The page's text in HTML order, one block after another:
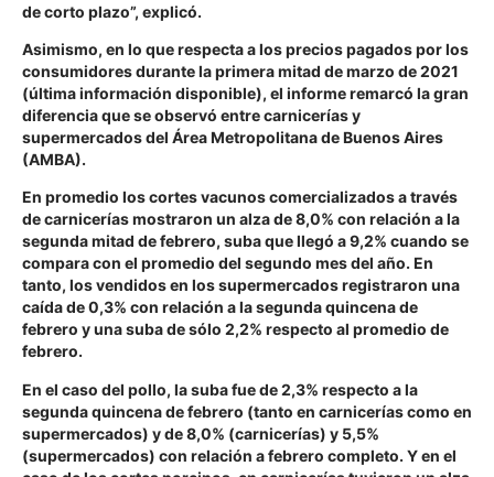
de corto plazo”, explicó.
Asimismo, en lo que respecta a los precios pagados por los
consumidores durante la primera mitad de marzo de 2021
(última información disponible), el informe remarcó la gran
diferencia que se observó entre carnicerías y
supermercados del Área Metropolitana de Buenos Aires
(AMBA).
En promedio los cortes vacunos comercializados a través
de carnicerías mostraron un alza de 8,0% con relación a la
segunda mitad de febrero, suba que llegó a 9,2% cuando se
compara con el promedio del segundo mes del año. En
tanto, los vendidos en los supermercados registraron una
caída de 0,3% con relación a la segunda quincena de
febrero y una suba de sólo 2,2% respecto al promedio de
febrero.
En el caso del pollo, la suba fue de 2,3% respecto a la
segunda quincena de febrero (tanto en carnicerías como en
supermercados) y de 8,0% (carnicerías) y 5,5%
(supermercados) con relación a febrero completo. Y en el